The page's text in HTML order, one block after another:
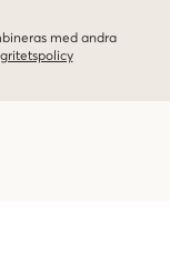
med andra